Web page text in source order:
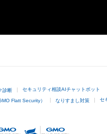
95, 96),
3...),
utility models, trademarks,
are reserved by Ryuichi
words, owning this NFT or the
診断 セキュリティ相談AIチャットボット
Flatt Security） なりすまし対策 セ